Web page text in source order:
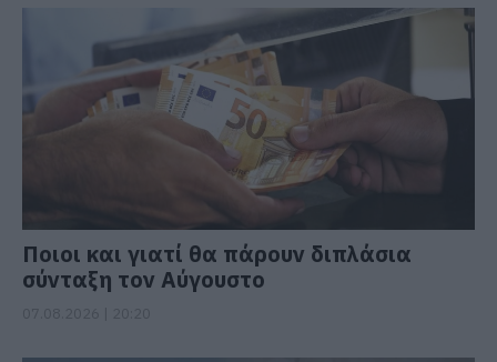
Ποιοι και γιατί θα πάρουν διπλάσια
σύνταξη τον Αύγουστο